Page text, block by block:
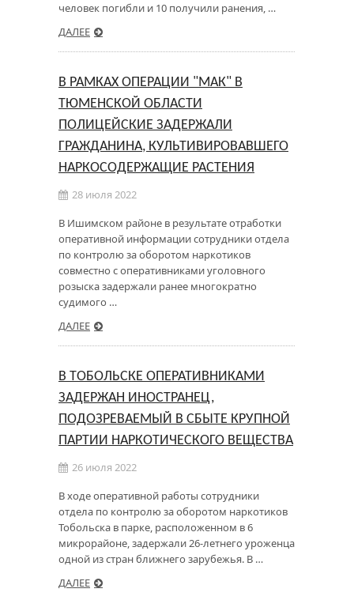
человек погибли и 10 получили ранения, …
ДАЛЕЕ
В РАМКАХ ОПЕРАЦИИ "МАК" В
ТЮМЕНСКОЙ ОБЛАСТИ
ПОЛИЦЕЙСКИЕ ЗАДЕРЖАЛИ
ГРАЖДАНИНА, КУЛЬТИВИРОВАВШЕГО
НАРКОСОДЕРЖАЩИЕ РАСТЕНИЯ
28 июля 2022
В Ишимском районе в результате отработки
оперативной информации сотрудники отдела
по контролю за оборотом наркотиков
совместно с оперативниками уголовного
розыска задержали ранее многократно
судимого …
ДАЛЕЕ
В ТОБОЛЬСКЕ ОПЕРАТИВНИКАМИ
ЗАДЕРЖАН ИНОСТРАНЕЦ,
ПОДОЗРЕВАЕМЫЙ В СБЫТЕ КРУПНОЙ
ПАРТИИ НАРКОТИЧЕСКОГО ВЕЩЕСТВА
26 июля 2022
В ходе оперативной работы сотрудники
отдела по контролю за оборотом наркотиков
Тобольска в парке, расположенном в 6
микрорайоне, задержали 26-летнего уроженца
одной из стран ближнего зарубежья. В …
ДАЛЕЕ